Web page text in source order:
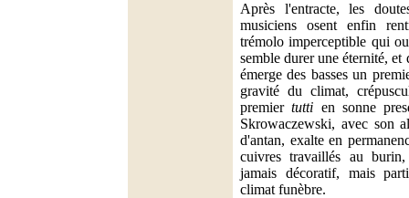
Après l'entracte, les
musiciens osent enfin
trémolo imperceptible qui
semble durer une éternité, et
émerge des basses un
gravité du climat,
premiertutti en sonne
Skrowaczewski, avec son
d'antan, exalte en
cuivres travaillés au
jamais décoratif, mais
climat funèbre.